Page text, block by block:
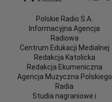
Polskie Radio S.A.
Informacyjna Agencja
Radiowa
Centrum Edukacji Medialnej
Redakcja Katolicka
Redakcja Ekumeniczna
Agencja Muzyczna Polskiego
Radia
Studia nagraniowe i